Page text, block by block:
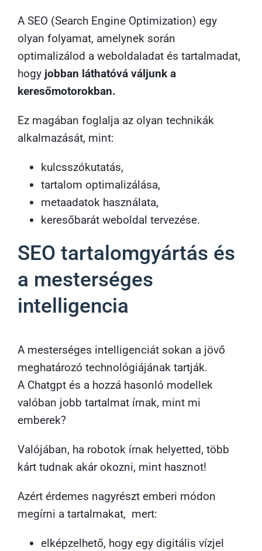
A SEO (Search Engine Optimization) egy
olyan folyamat, amelynek során
optimalizálod a weboldaladat és tartalmadat,
hogy jobban láthatóvá váljunk a
keresőmotorokban.
Ez magában foglalja az olyan technikák
alkalmazását, mint:
kulcsszókutatás,
tartalom optimalizálása,
metaadatok használata,
keresőbarát weboldal tervezése.
SEO tartalomgyártás és
a mesterséges
intelligencia
A mesterséges intelligenciát sokan a jövő
meghatározó technológiájának tartják.
A Chatgpt és a hozzá hasonló modellek
valóban jobb tartalmat írnak, mint mi
emberek?
Valójában, ha robotok írnak helyetted, több
kárt tudnak akár okozni, mint hasznot!
Azért érdemes nagyrészt emberi módon
megírni a tartalmakat, mert:
elképzelhető, hogy egy digitális vízjel